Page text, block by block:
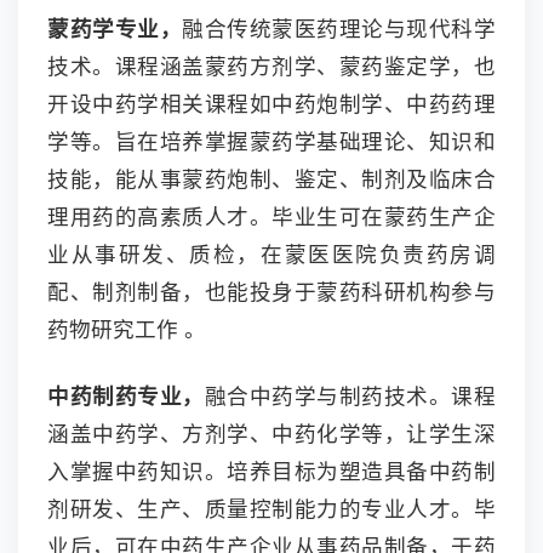
蒙药学专业， 融合传统蒙医药理论与现代科学
技术。课程涵盖蒙药方剂学、蒙药鉴定学，也
开设中药学相关课程如中药炮制学、中药药理
学等。旨在培养掌握蒙药学基础理论、知识和
技能，能从事蒙药炮制、鉴定、制剂及临床合
理用药的高素质人才。毕业生可在蒙药生产企
业从事研发、质检，在蒙医医院负责药房调
配、制剂制备，也能投身于蒙药科研机构参与
药物研究工作 。
中药制药专业， 融合中药学与制药技术。课程
涵盖中药学、方剂学、中药化学等，让学生深
入掌握中药知识。培养目标为塑造具备中药制
剂研发、生产、质量控制能力的专业人才。毕
业后，可在中药生产企业从事药品制备，于药